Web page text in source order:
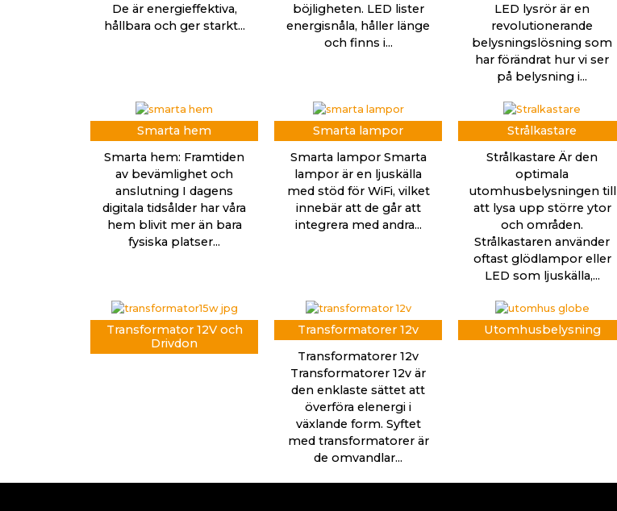
De är energieffektiva,
hållbara och ger starkt...
böjligheten. LED lister
energisnåla, håller länge
och finns i...
LED lysrör är en
revolutionerande
belysningslösning som
har förändrat hur vi ser
på belysning i...
Smarta hem
Smarta hem: Framtiden
av bevämlighet och
anslutning I dagens
digitala tidsålder har våra
hem blivit mer än bara
fysiska platser...
Smarta lampor
Smarta lampor Smarta
lampor är en ljuskälla
med stöd för WiFi, vilket
innebär att de går att
integrera med andra...
Strålkastare
Strålkastare Är den
optimala
utomhusbelysningen till
att lysa upp större ytor
och områden.
Strålkastaren använder
oftast glödlampor eller
LED som ljuskälla,...
Transformator 12V och
Drivdon
Transformatorer 12v
Transformatorer 12v
Transformatorer 12v är
den enklaste sättet att
överföra elenergi i
växlande form. Syftet
med transformatorer är
de omvandlar...
Utomhusbelysning